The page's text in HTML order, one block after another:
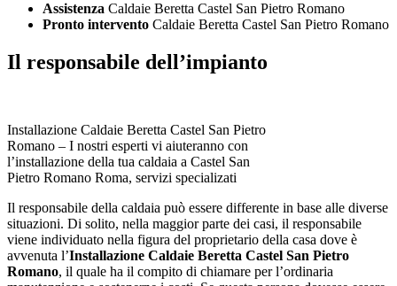
Assistenza Caldaie Beretta Castel San Pietro Romano
Pronto intervento Caldaie Beretta Castel San Pietro Romano
Il responsabile dell’impianto
Installazione Caldaie Beretta Castel San Pietro
Romano – I nostri esperti vi aiuteranno con
l’installazione della tua caldaia a Castel San
Pietro Romano Roma, servizi specializati
Il responsabile della caldaia può essere differente in base alle diverse
situazioni. Di solito, nella maggior parte dei casi, il responsabile
viene individuato nella figura del proprietario della casa dove è
avvenuta l’Installazione Caldaie Beretta Castel San Pietro
Romano, il quale ha il compito di chiamare per l’ordinaria